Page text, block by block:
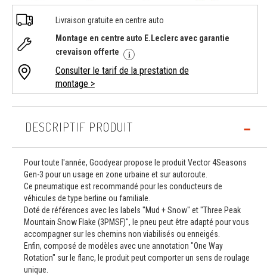
Livraison gratuite en centre auto
Montage en centre auto E.Leclerc avec garantie
crevaison offerte
Consulter le tarif de la prestation de
montage >
DESCRIPTIF PRODUIT
Pour toute l'année, Goodyear propose le produit Vector 4Seasons
Gen-3 pour un usage en zone urbaine et sur autoroute.
Ce pneumatique est recommandé pour les conducteurs de
véhicules de type berline ou familiale.
Doté de références avec les labels "Mud + Snow" et "Three Peak
Mountain Snow Flake (3PMSF)", le pneu peut être adapté pour vous
accompagner sur les chemins non viabilisés ou enneigés.
Enfin, composé de modèles avec une annotation "One Way
Rotation" sur le flanc, le produit peut comporter un sens de roulage
unique.